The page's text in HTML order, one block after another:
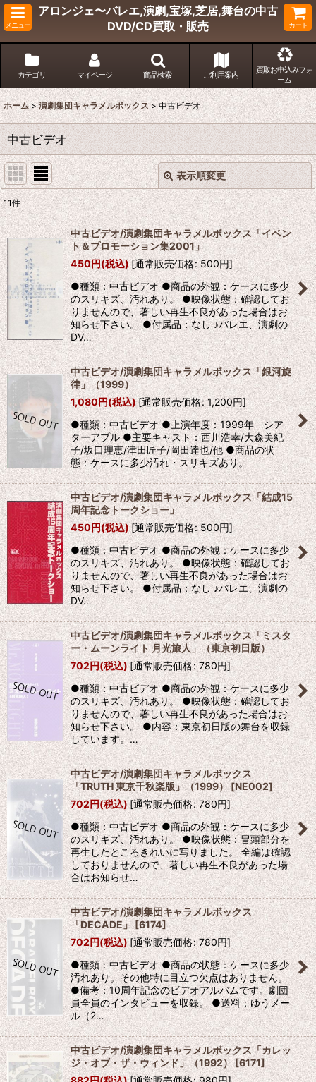
メニュー
アロンジェ〜バレエ,演劇,宝塚,芝居,舞台の中古
DVD/CD買取・販売
カート
カテゴリ マイページ 商品検索 ご利用案内
買取お申込みフォ
ーム
ホーム > 演劇集団キャラメルボックス > 中古ビデオ
中古ビデオ
表示順変更
表示数:
並び順
絞り込む
閉じる
11件
中古ビデオ/演劇集団キャラメルボックス「イベン
ト＆プロモーション集2001」
450円(税込)[通常販売価格: 500円]
●種類：中古ビデオ ●商品の外観：ケースに多少
のスリキズ、汚れあり。 ●映像状態：確認してお
りませんので、著しい再生不良があった場合はお
知らせ下さい。 ●付属品：なし ♪バレエ、演劇の
DV…
中古ビデオ/演劇集団キャラメルボックス「銀河旋
律」（1999）
1,080円(税込)[通常販売価格: 1,200円]
●種類：中古ビデオ ●上演年度：1999年 シア
ターアプル ●主要キャスト：西川浩幸/大森美紀
子/坂口理恵/津田匠子/岡田達也/他 ●商品の状
態：ケースに多少汚れ・スリキズあり。
中古ビデオ/演劇集団キャラメルボックス「結成15
周年記念トークショー」
450円(税込)[通常販売価格: 500円]
●種類：中古ビデオ ●商品の外観：ケースに多少
のスリキズ、汚れあり。 ●映像状態：確認してお
りませんので、著しい再生不良があった場合はお
知らせ下さい。 ●付属品：なし ♪バレエ、演劇の
DV…
中古ビデオ/演劇集団キャラメルボックス「ミスタ
ー・ムーンライト 月光旅人」（東京初日版）
702円(税込) [通常販売価格: 780円]
●種類：中古ビデオ ●商品の外観：ケースに多少
のスリキズ、汚れあり。 ●映像状態：確認してお
りませんので、著しい再生不良があった場合はお
知らせ下さい。 ●内容：東京初日版の舞台を収録
しています。…
中古ビデオ/演劇集団キャラメルボックス
「TRUTH 東京千秋楽版」（1999）[NE002]
702円(税込) [通常販売価格: 780円]
●種類：中古ビデオ ●商品の外観：ケースに多少
のスリキズ、汚れあり。 ●映像状態：冒頭部分を
再生したところきれいに写りました。 全編は確認
しておりませんので、著しい再生不良があった場
合はお知らせ…
中古ビデオ/演劇集団キャラメルボックス
「DECADE」 [6174]
702円(税込) [通常販売価格: 780円]
●種類：中古ビデオ ●商品の状態：ケースに多少
汚れあり。その他特に目立つ欠点はありません。
●備考：10周年記念のビデオアルバムです。劇団
員全員のインタビューを収録。 ●送料：ゆうメー
ル（2…
中古ビデオ/演劇集団キャラメルボックス「カレッ
ジ・オブ・ザ・ウィンド」（1992） [6171]